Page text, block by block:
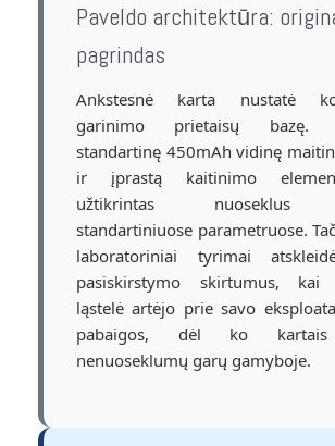
Paveldo architektūra:
pagrindas
Ankstesnė karta nustatė
garinimo prietaisų bazę.
standartinę 450mAh vidinę
ir įprastą kaitinimo
užtikrintas nuoseklus
standartiniuose parametruose.
laboratoriniai tyrimai
pasiskirstymo skirtumus, kai
ląstelė artėjo prie savo
pabaigos, dėl ko kartais
nenuoseklumų garų gamyboje.